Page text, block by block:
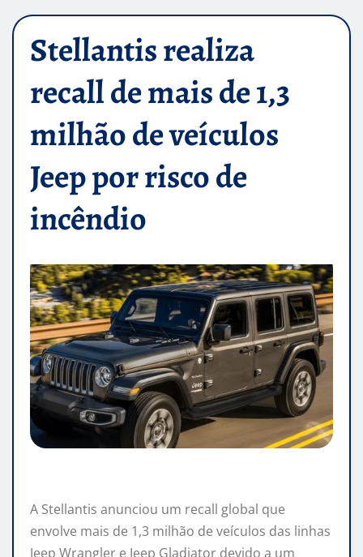
Stellantis realiza
recall de mais de 1,3
milhão de veículos
Jeep por risco de
incêndio
A Stellantis anunciou um recall global que
envolve mais de 1,3 milhão de veículos das linhas
Jeep Wrangler e Jeep Gladiator devido a um